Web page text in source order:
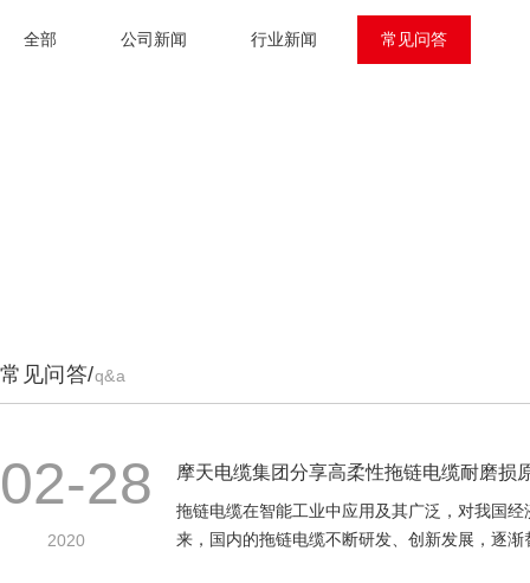
全部 公司新闻 行业新闻 常见问答
常见问答/q&a
02-28
2020
摩天电缆集团分享高柔性拖链电缆耐磨损
拖链电缆在智能工业中应用及其广泛，对我国
来，国内的拖链电缆不断研发、创新发展，逐